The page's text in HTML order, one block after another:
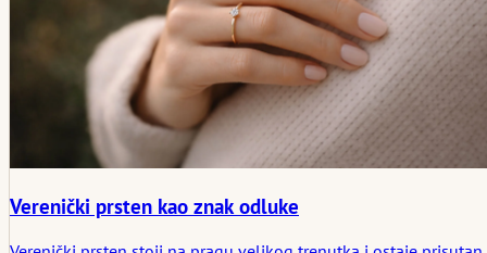
Verenički prsten kao znak odluke